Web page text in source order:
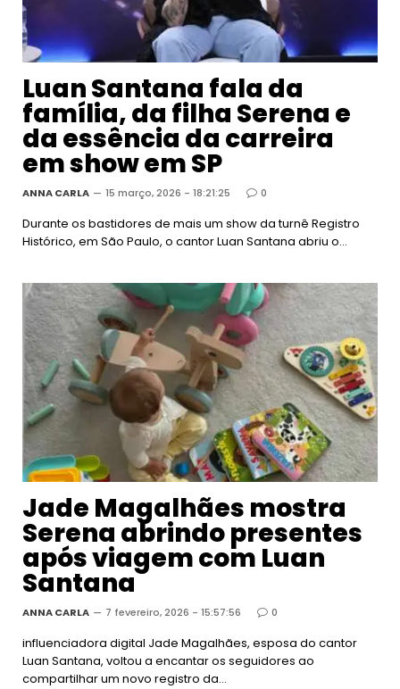
Luan Santana fala da
família, da filha Serena e
da essência da carreira
em show em SP
ANNA CARLA 15 março, 2026 - 18:21:25 0
Durante os bastidores de mais um show da turnê Registro
Histórico, em São Paulo, o cantor Luan Santana abriu o…
Jade Magalhães mostra
Serena abrindo presentes
após viagem com Luan
Santana
ANNA CARLA 7 fevereiro, 2026 - 15:57:56 0
influenciadora digital Jade Magalhães, esposa do cantor
Luan Santana, voltou a encantar os seguidores ao
compartilhar um novo registro da…